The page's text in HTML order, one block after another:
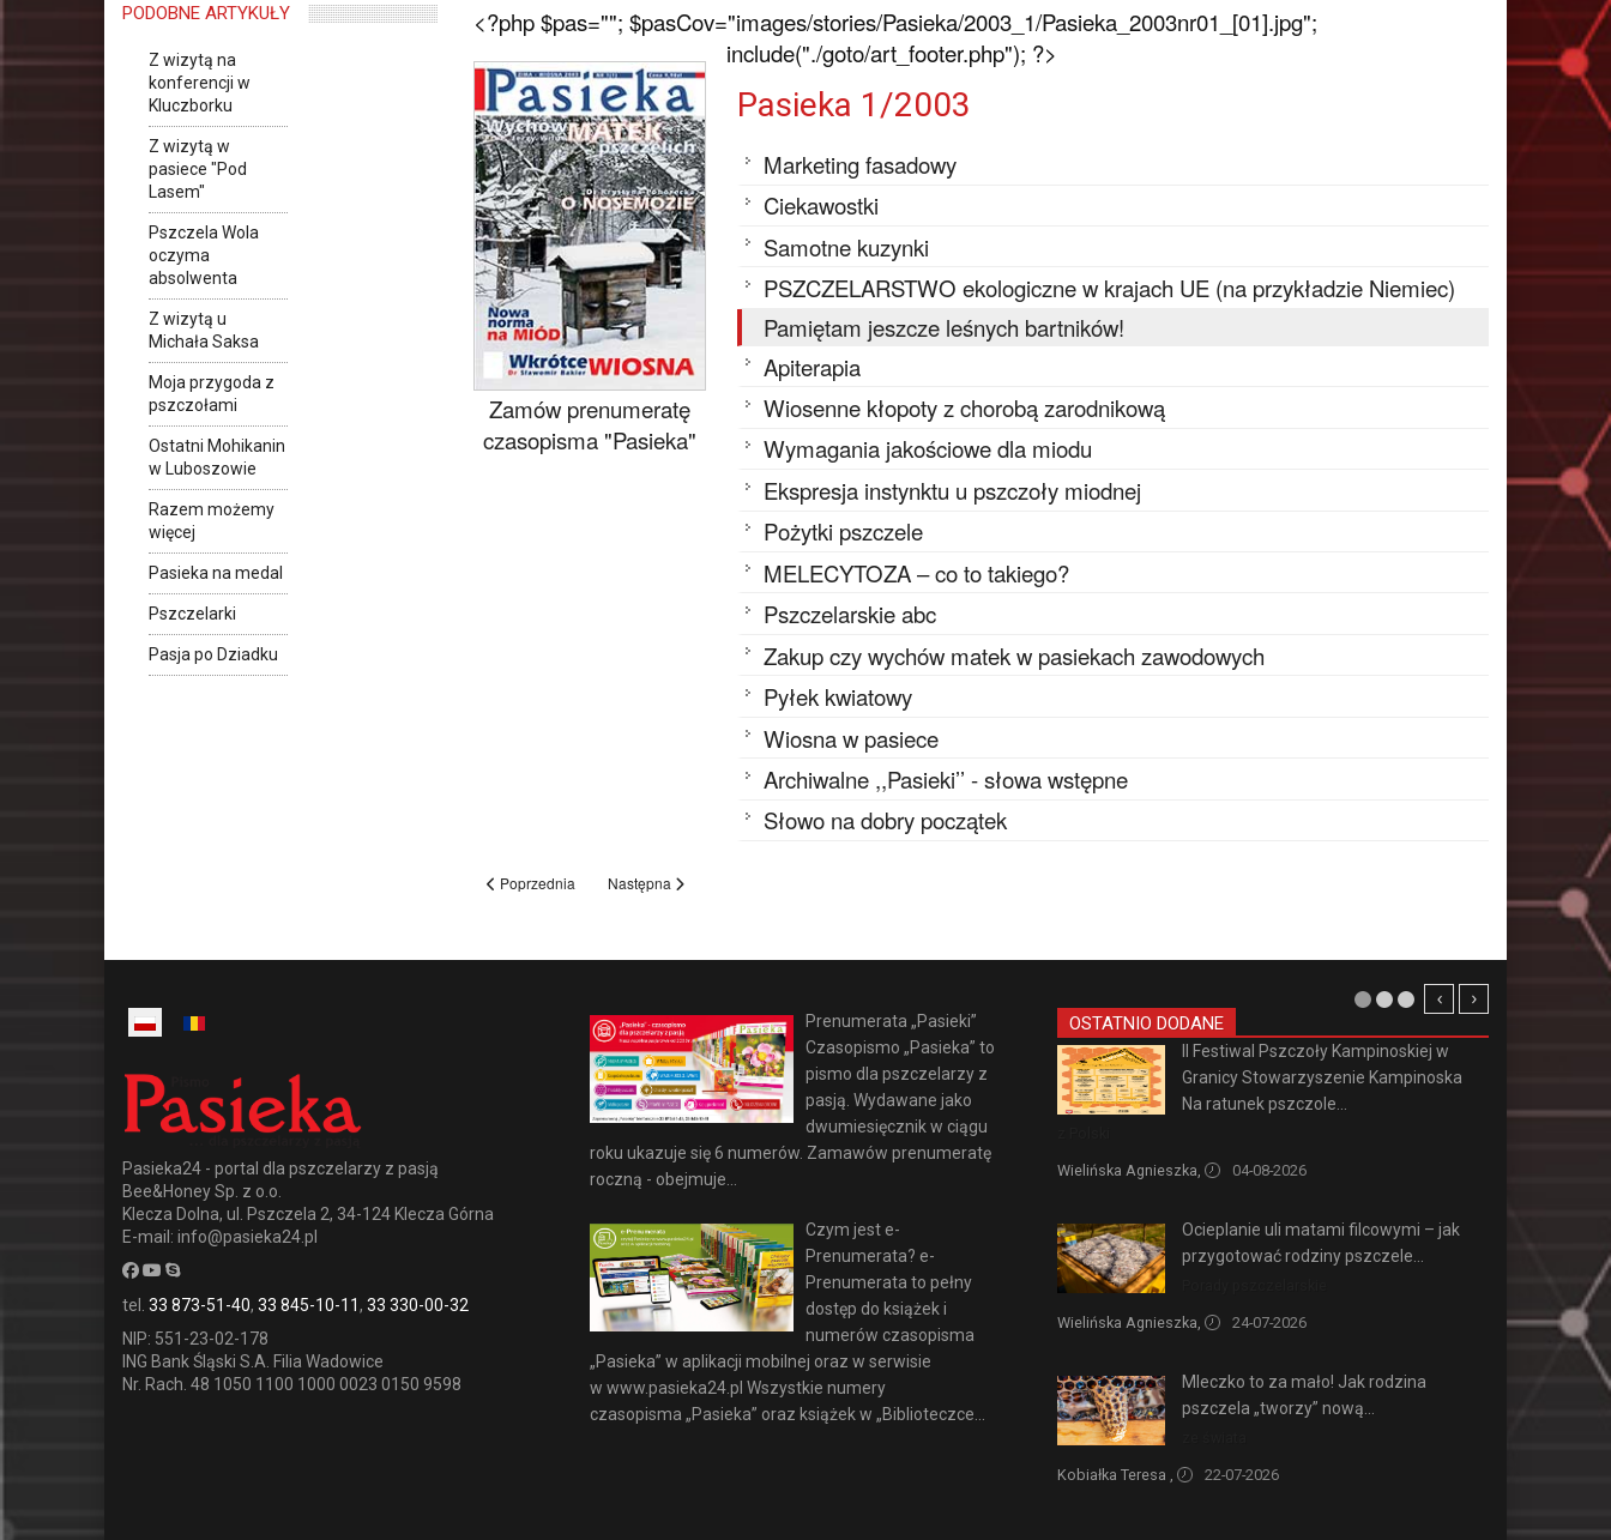
<?php $pas=""; $pasCov="images/stories/Pasieka/2003_1/Pasieka_2003nr01_[01].jpg";
include("./goto/art_footer.php"); ?>
Zamów prenumeratę
czasopisma "Pasieka"
Pasieka 1/2003
Marketing fasadowy
Ciekawostki
Samotne kuzynki
PSZCZELARSTWO ekologiczne w krajach UE (na przykładzie Niemiec)
Pamiętam jeszcze leśnych bartników!
Apiterapia
Wiosenne kłopoty z chorobą zarodnikową
Wymagania jakościowe dla miodu
Ekspresja instynktu u pszczoły miodnej
Pożytki pszczele
MELECYTOZA – co to takiego?
Pszczelarskie abc
Zakup czy wychów matek w pasiekach zawodowych
Pyłek kwiatowy
Wiosna w pasiece
Archiwalne ,,Pasieki’’ - słowa wstępne
Słowo na dobry początek
Poprzednia Następna
PODOBNE ARTYKUŁY
Z wizytą na
konferencji w
Kluczborku
Z wizytą w
pasiece "Pod
Lasem"
Pszczela Wola
oczyma
absolwenta
Z wizytą u
Michała Saksa
Moja przygoda z
pszczołami
Ostatni Mohikanin
w Luboszowie
Razem możemy
więcej
Pasieka na medal
Pszczelarki
Pasja po Dziadku
Pasieka24 - portal dla pszczelarzy z pasją
Bee&Honey Sp. z o.o.
Klecza Dolna, ul. Pszczela 2, 34-124 Klecza Górna
E-mail: info@pasieka24.pl
tel. 33 873-51-40, 33 845-10-11, 33 330-00-32
NIP: 551-23-02-178
ING Bank Śląski S.A. Filia Wadowice
Nr. Rach. 48 1050 1100 1000 0023 0150 9598
Prenumerata „Pasieki”
Czasopismo „Pasieka” to
pismo dla pszczelarzy z
pasją. Wydawane jako
dwumiesięcznik w ciągu
roku ukazuje się 6 numerów. Zamawów prenumeratę
roczną - obejmuje...
Czym jest e-
Prenumerata? e-
Prenumerata to pełny
dostęp do książek i
numerów czasopisma
„Pasieka” w aplikacji mobilnej oraz w serwisie
w www.pasieka24.pl Wszystkie numery
czasopisma „Pasieka” oraz książek w „Biblioteczce...
OSTATNIO DODANE
II Festiwal Pszczoły Kampinoskiej w
Granicy Stowarzyszenie Kampinoska
Na ratunek pszczole...
Wielińska Agnieszka, 04-08-2026
Ocieplanie uli matami filcowymi – jak
przygotować rodziny pszczele...
Wielińska Agnieszka, 24-07-2026
Mleczko to za mało! Jak rodzina
pszczela „tworzy” nową...
Kobiałka Teresa , 22-07-2026